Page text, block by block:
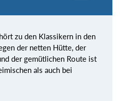
zu den Klassikern in den
der netten Hütte, der
der gemütlichen Route ist
als auch bei